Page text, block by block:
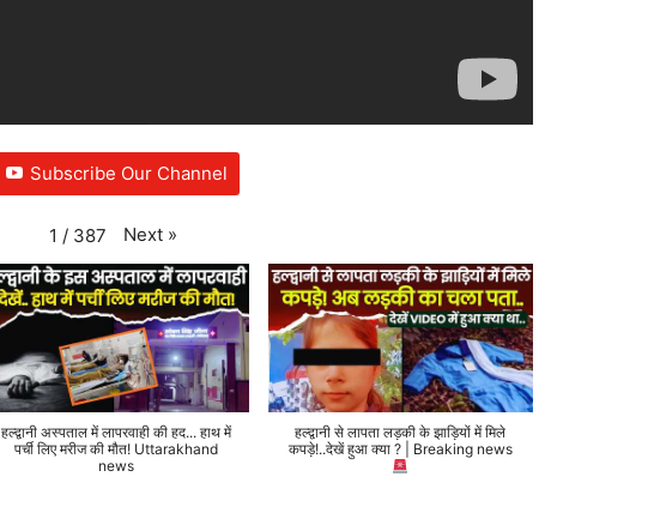
Subscribe Our Channel
1 / 387 Next »
हल्द्वानी अस्पताल में लापरवाही की हद... हाथ में
पर्ची लिए मरीज की मौत! Uttarakhand
news
हल्द्वानी से लापता लड़की के झाड़ियों में मिले
कपड़े!..देखें हुआ क्या ? | Breaking news